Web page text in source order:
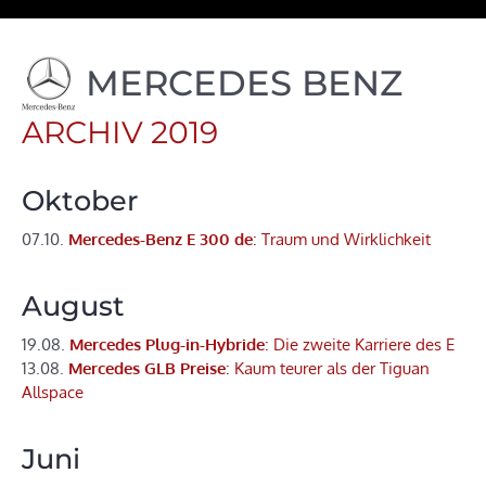
MERCEDES BENZ
ARCHIV 2019
Oktober
07.10. Mercedes-Benz E 300 de: Traum und Wirklichkeit
August
19.08. Mercedes Plug-in-Hybride: Die zweite Karriere des E
13.08. Mercedes GLB Preise: Kaum teurer als der Tiguan
Allspace
Juni